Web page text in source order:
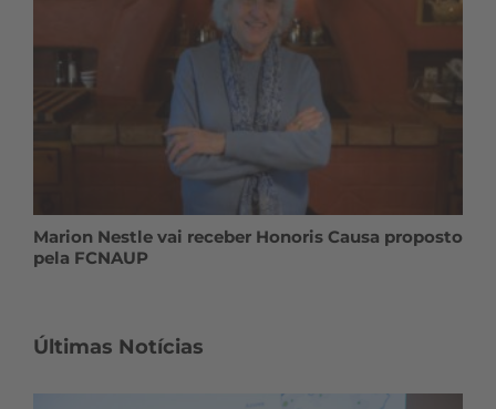
Marion Nestle vai receber Honoris Causa proposto
pela FCNAUP
Últimas Notícias